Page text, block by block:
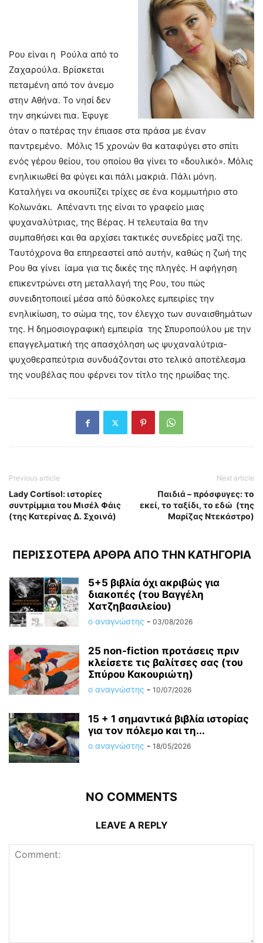
Ρου είναι η Ρούλα από το
Ζαχαρούλα. Βρίσκεται
πεταμένη από τον άνεμο
στην Αθήνα. Το νησί δεν
την σηκώνει πια. Έφυγε
όταν ο πατέρας την έπιασε στα πράσα με έναν
παντρεμένο. Μόλις 15 χρονών θα καταφύγει στο σπίτι
ενός γέρου θείου, του οποίου θα γίνει το «δουλικό». Μόλις
ενηλικιωθεί θα φύγει και πάλι μακριά. Πάλι μόνη.
Καταλήγει να σκουπίζει τρίχες σε ένα κομμωτήριο στο
Κολωνάκι. Απέναντι της είναι το γραφείο μιας
ψυχαναλύτριας, της Βέρας. Η τελευταία θα την
συμπαθήσει και θα αρχίσει τακτικές συνεδρίες μαζί της.
Ταυτόχρονα θα επηρεαστεί από αυτήν, καθώς η ζωή της
Ρου θα γίνει ίαμα για τις δικές της πληγές. Η αφήγηση
επικεντρώνει στη μεταλλαγή της Ρου, του πώς
συνειδητοποιεί μέσα από δύσκολες εμπειρίες την
ενηλικίωση, το σώμα της, τον έλεγχο των συναισθημάτων
της. Η δημοσιογραφική εμπειρία της Σπυροπούλου με την
επαγγελματική της απασχόληση ως ψυχαναλύτρια-
ψυχοθεραπεύτρια συνδυάζονται στο τελικό αποτέλεσμα
της νουβέλας που φέρνει τον τίτλο της ηρωίδας της.
Previous article
Lady Cortisol: ιστορίες
συντρίμμια του Μισέλ Φάις
(της Κατερίνας Δ. Σχοινά)
Next article
Παιδιά – πρόσφυγες: το
εκεί, το ταξίδι, το εδώ (της
Μαρίζας Ντεκάστρο)
ΠΕΡΙΣΣΟΤΕΡΑ ΑΡΘΡΑ ΑΠΟ ΤΗΝ ΚΑΤΗΓΟΡΙΑ
5+5 βιβλία όχι ακριβώς για
διακοπές (του Βαγγέλη
Χατζηβασιλείου)
ο αναγνώστης - 03/08/2026
25 non-fiction προτάσεις πριν
κλείσετε τις βαλίτσες σας (του
Σπύρου Κακουριώτη)
ο αναγνώστης - 10/07/2026
15 + 1 σημαντικά βιβλία ιστορίας
για τον πόλεμο και τη...
ο αναγνώστης - 18/05/2026
NO COMMENTS
LEAVE A REPLY